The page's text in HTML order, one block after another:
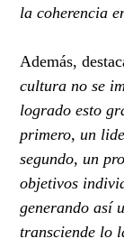
la coherencia
Además,
cultura no se
logrado esto
primero, un
segundo, un
objetivos
generando así
transciende lo